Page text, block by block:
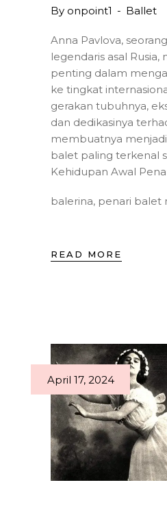
By onpoint1 Ballet
Anna Pavlova,
legendaris asal Rusia,
penting dalam
ke tingkat
gerakan tubuhnya,
dan dedikasinya
membuatnya
balet paling terkenal
Kehidupan Awal
balerina, penari balet
READ MORE
April 17, 2024